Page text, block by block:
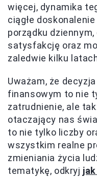
więcej, dynamika
ciągłe
porządku
satysfakcję oraz
zaledwie kilku
Uważam, że
finansowym to nie
zatrudnienie, ale
otaczający nas
to nie tylko liczby
wszystkim realne
zmieniania życia
tematykę, odkryj